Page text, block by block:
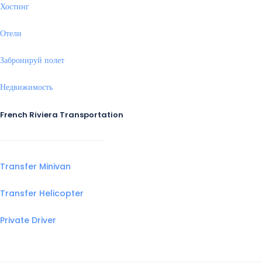
Хостинг
Отели
Забронируй полет
Недвижимость
French Riviera Transportation
Transfer Minivan
Transfer Helicopter
Private Driver